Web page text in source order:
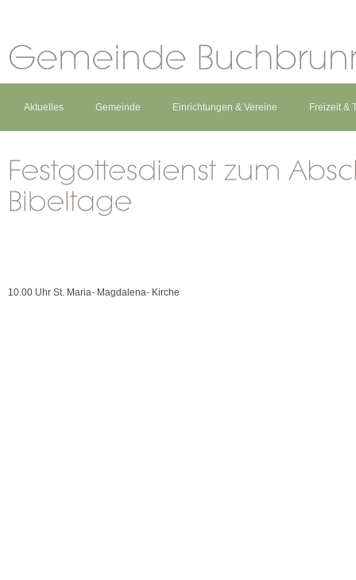
Aktuelles Gemeinde Einrichtungen & Vereine Freizeit &
10.00 Uhr St. Maria- Magdalena- Kirche